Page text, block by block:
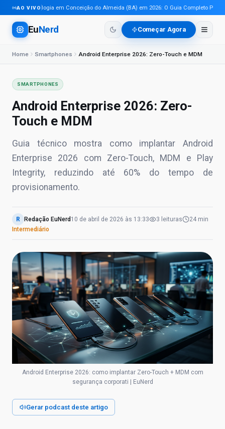
AO VIVO
Tecnologia em Conceição do Almeida (BA) em 2026: O Guia Completo Para
EuNerd Começar Agora
Home Smartphones Android Enterprise 2026: Zero-Touch e MDM
SMARTPHONES
Android Enterprise 2026: Zero-
Touch e MDM
Guia técnico mostra como implantar Android
Enterprise 2026 com Zero-Touch, MDM e Play
Integrity, reduzindo até 60% do tempo de
provisionamento.
R Redação EuNerd 10 de abril de 2026 às 13:33 3 leituras
24 min
Intermediário
Android Enterprise 2026: como implantar Zero-Touch + MDM com
segurança corporati | EuNerd
Gerar podcast deste artigo